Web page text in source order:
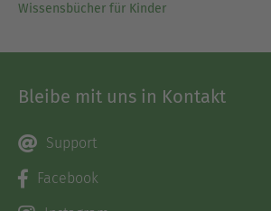
Wissensbücher für Kinder
Bleibe mit uns in Kontakt
Support
Facebook